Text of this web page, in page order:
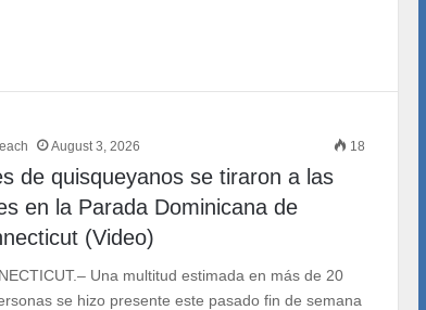
August 3, 2026 18
de quisqueyanos se tiraron a las
en la Parada Dominicana de
(Video)
Una multitud estimada en más de 20
se hizo presente este pasado fin de semana